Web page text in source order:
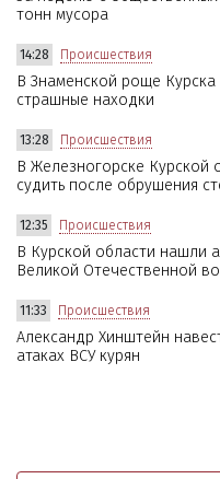
тонн мусора
14:28 Происшествия
В Знаменской роще
страшные находки
13:28 Происшествия
В Железногорске Курской
судить после обрушения
12:35 Происшествия
В Курской области нашли
Великой Отечественной
11:33 Происшествия
Александр Хинштейн
атаках ВСУ курян